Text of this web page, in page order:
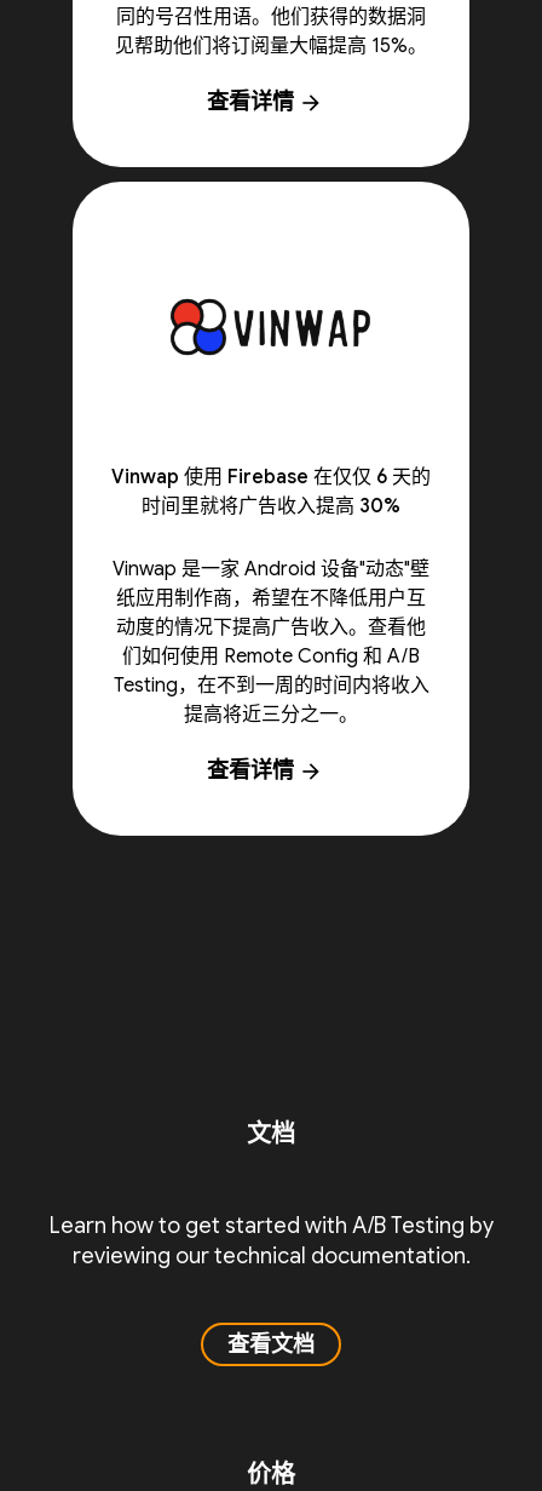
同的号召性用语。他们获得的数据洞
见帮助他们将订阅量大幅提高 15%。
查看详情 arrow_forward
Vinwap 使用 Firebase 在仅仅 6 天的
时间里就将广告收入提高 30%
Vinwap 是一家 Android 设备"动态"壁
纸应用制作商，希望在不降低用户互
动度的情况下提高广告收入。查看他
们如何使用 Remote Config 和 A/B
Testing，在不到一周的时间内将收入
提高将近三分之一。
查看详情 arrow_forward
文档
Learn how to get started with A/B Testing by
reviewing our technical documentation.
查看文档
价格